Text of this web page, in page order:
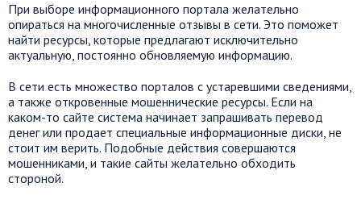
При выборе информационного портала желательно
опираться на многочисленные отзывы в сети. Это поможет
найти ресурсы, которые предлагают исключительно
актуальную, постоянно обновляемую информацию.
В сети есть множество порталов с устаревшими сведениями,
а также откровенные мошеннические ресурсы. Если на
каком-то сайте система начинает запрашивать перевод
денег или продает специальные информационные диски, не
стоит им верить. Подобные действия совершаются
мошенниками, и такие сайты желательно обходить
стороной.